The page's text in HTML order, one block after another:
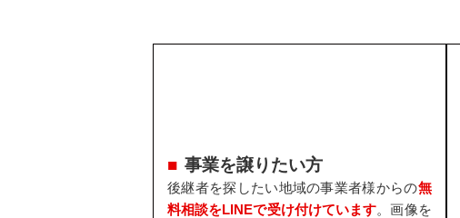
事業を譲りたい方
後継者を探したい地域の事業者様からの無
料相談をLINEで受け付けています。画像を